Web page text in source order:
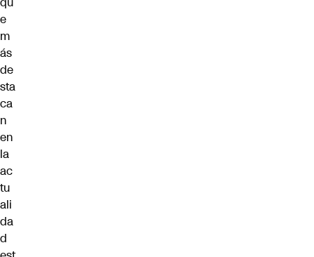
e
m
ás
de
sta
ca
n
en
la
ac
tu
ali
da
d